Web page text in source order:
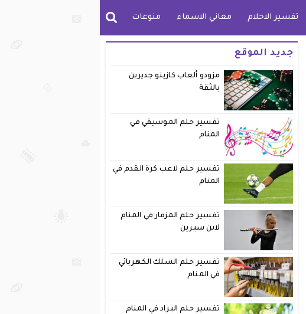
تفسير الاحلام معاني الاسماء منوعات
جديد الموقع
مزودو ألعاب كازينو جديرين
بالثقة
تفسير حلم الموسيقي في
المنام
تفسير حلم لاعب كرة القدم في
المنام
تفسير حلم المزمار في المنام
لابن سيرين
تفسير حلم السلك الكهربائي
في المنام
تفسير حلم البراد في المنام